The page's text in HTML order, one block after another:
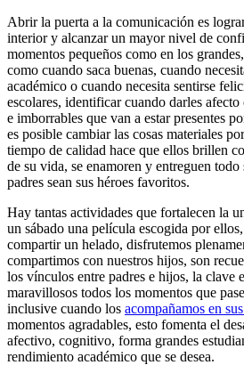
Abrir la puerta a la comunicación es
interior y alcanzar un mayor nivel de
momentos pequeños como en los
como cuando saca buenas, cuando
académico o cuando necesita sentirse
escolares, identificar cuando darles
e imborrables que van a estar presentes
es posible cambiar las cosas materiales
tiempo de calidad hace que ellos brillen
de su vida, se enamoren y entreguen
padres sean sus héroes favoritos.
Hay tantas actividades que fortalecen la
un sábado una película escogida por
compartir un helado, disfrutemos
compartimos con nuestros hijos, son
los vínculos entre padres e hijos, la clave
maravillosos todos los momentos que
inclusive cuando los acompañamos en
momentos agradables, esto fomenta el
afectivo, cognitivo, forma grandes
rendimiento académico que se desea.